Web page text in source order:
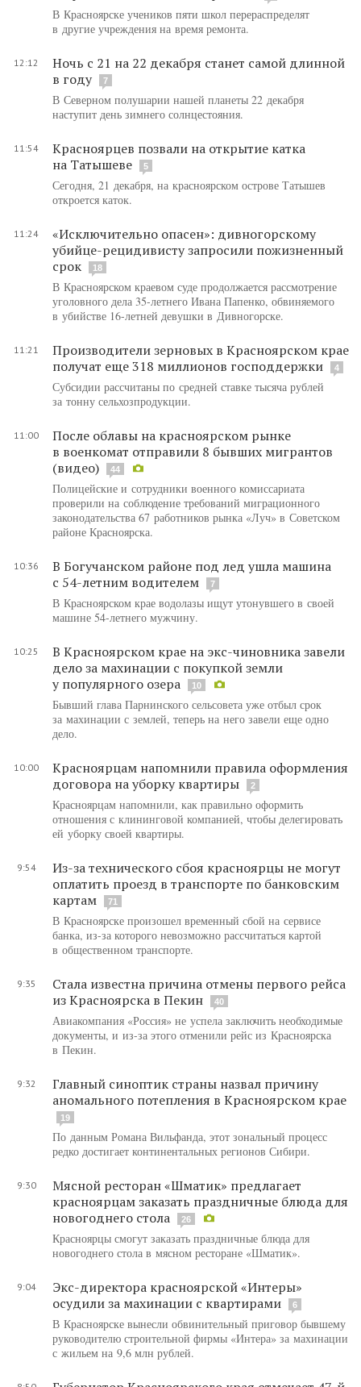
В Красноярске учеников пяти школ перераспределят
в другие учреждения на время ремонта.
12:12
Ночь с 21 на 22 декабря станет самой длинной
в году
7
В Северном полушарии нашей планеты 22 декабря
наступит день зимнего солнцестояния.
11:54
Красноярцев позвали на открытие катка
на Татышеве
5
Сегодня, 21 декабря, на красноярском острове Татышев
откроется каток.
11:24
«Исключительно опасен»: дивногорскому
убийце-рецидивисту запросили пожизненный
срок
18
В Красноярском краевом суде продолжается рассмотрение
уголовного дела 35-летнего Ивана Папенко, обвиняемого
в убийстве 16-летней девушки в Дивногорске.
11:21
Производители зерновых в Красноярском крае
получат еще 318 миллионов господдержки
4
Субсидии рассчитаны по средней ставке тысяча рублей
за тонну сельхозпродукции.
11:00
После облавы на красноярском рынке
в военкомат отправили 8 бывших мигрантов
(видео)
44
Полицейские и сотрудники военного комиссариата
проверили на соблюдение требований миграционного
законодательства 67 работников рынка «Луч» в Советском
районе Красноярска.
10:36
В Богучанском районе под лед ушла машина
с 54-летним водителем
7
В Красноярском крае водолазы ищут утонувшего в своей
машине 54-летнего мужчину.
10:25
В Красноярском крае на экс-чиновника завели
дело за махинации с покупкой земли
у популярного озера
10
Бывший глава Парнинского сельсовета уже отбыл срок
за махинации с землей, теперь на него завели еще одно
дело.
10:00
Красноярцам напомнили правила оформления
договора на уборку квартиры
2
Красноярцам напомнили, как правильно оформить
отношения с клининговой компанией, чтобы делегировать
ей уборку своей квартиры.
9:54
Из-за технического сбоя красноярцы не могут
оплатить проезд в транспорте по банковским
картам
71
В Красноярске произошел временный сбой на сервисе
банка, из-за которого невозможно рассчитаться картой
в общественном транспорте.
9:35
Стала известна причина отмены первого рейса
из Красноярска в Пекин
40
Авиакомпания «Россия» не успела заключить необходимые
документы, и из-за этого отменили рейс из Красноярска
в Пекин.
9:32
Главный синоптик страны назвал причину
аномального потепления в Красноярском крае
19
По данным Романа Вильфанда, этот зональный процесс
редко достигает континентальных регионов Сибири.
9:30
Мясной ресторан «Шматик» предлагает
красноярцам заказать праздничные блюда для
новогоднего стола
26
Красноярцы смогут заказать праздничные блюда для
новогоднего стола в мясном ресторане «Шматик».
9:04
Экс-директора красноярской «Интеры»
осудили за махинации с квартирами
6
В Красноярске вынесли обвинительный приговор бывшему
руководителю строительной фирмы «Интера» за махинации
с жильем на 9,6 млн рублей.